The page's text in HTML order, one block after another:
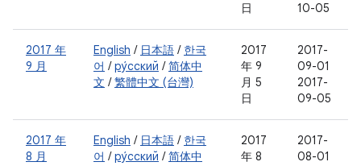
日
10-05
2017 年
9 月
English / 日本語 / 한국
어 /ру́сский /简体中
文 /繁體中文 (台灣)
2017
年 9
月 5
日
2017-
09-01
2017-
09-05
2017 年
8 月
English / 日本語 / 한국
어 /ру́сский /简体中
2017
年 8
2017-
08-01